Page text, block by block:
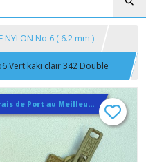
NYLON No 6 ( 6.2 mm )
Vert kaki clair 342 Double
Voir Info Expédition pour Régler les Frais de Port au Meilleur Prix , En haut d'ecran à Droite